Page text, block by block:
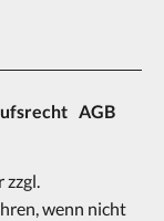
AGB
zzgl.
wenn nicht